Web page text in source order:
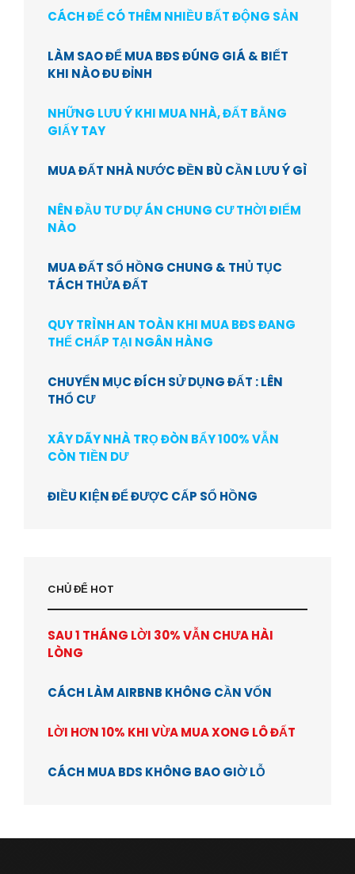
CÁCH ĐỂ CÓ THÊM NHIỀU BẤT ĐỘNG SẢN
LÀM SAO ĐỂ MUA BĐS ĐÚNG GIÁ & BIẾT
KHI NÀO ĐU ĐỈNH
NHỮNG LƯU Ý KHI MUA NHÀ, ĐẤT BẰNG
GIẤY TAY
MUA ĐẤT NHÀ NƯỚC ĐỀN BÙ CẦN LƯU Ý GÌ
NÊN ĐẦU TƯ DỰ ÁN CHUNG CƯ THỜI ĐIỂM
NÀO
MUA ĐẤT SỔ HỒNG CHUNG & THỦ TỤC
TÁCH THỬA ĐẤT
QUY TRÌNH AN TOÀN KHI MUA BĐS ĐANG
THẾ CHẤP TẠI NGÂN HÀNG
CHUYỂN MỤC ĐÍCH SỬ DỤNG ĐẤT : LÊN
THỔ CƯ
XÂY DÃY NHÀ TRỌ ĐÒN BẨY 100% VẪN
CÒN TIỀN DƯ
ĐIỀU KIỆN ĐỂ ĐƯỢC CẤP SỔ HỒNG
CHỦ ĐỂ HOT
SAU 1 THÁNG LỜI 30% VẪN CHƯA HÀI
LÒNG
CÁCH LÀM AIRBNB KHÔNG CẦN VỐN
LỜI HƠN 10% KHI VỪA MUA XONG LÔ ĐẤT
CÁCH MUA BDS KHÔNG BAO GIỜ LỖ